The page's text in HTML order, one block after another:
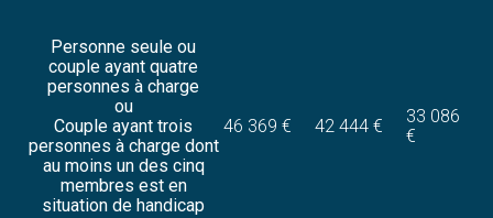
Personne seule ou
couple ayant quatre
personnes à charge
ou
Couple ayant trois
personnes à charge dont
au moins un des cinq
membres est en
situation de handicap
46 369 € 42 444 €
33 086
€